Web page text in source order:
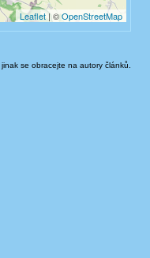
, jinak se obracejte na autory článků.